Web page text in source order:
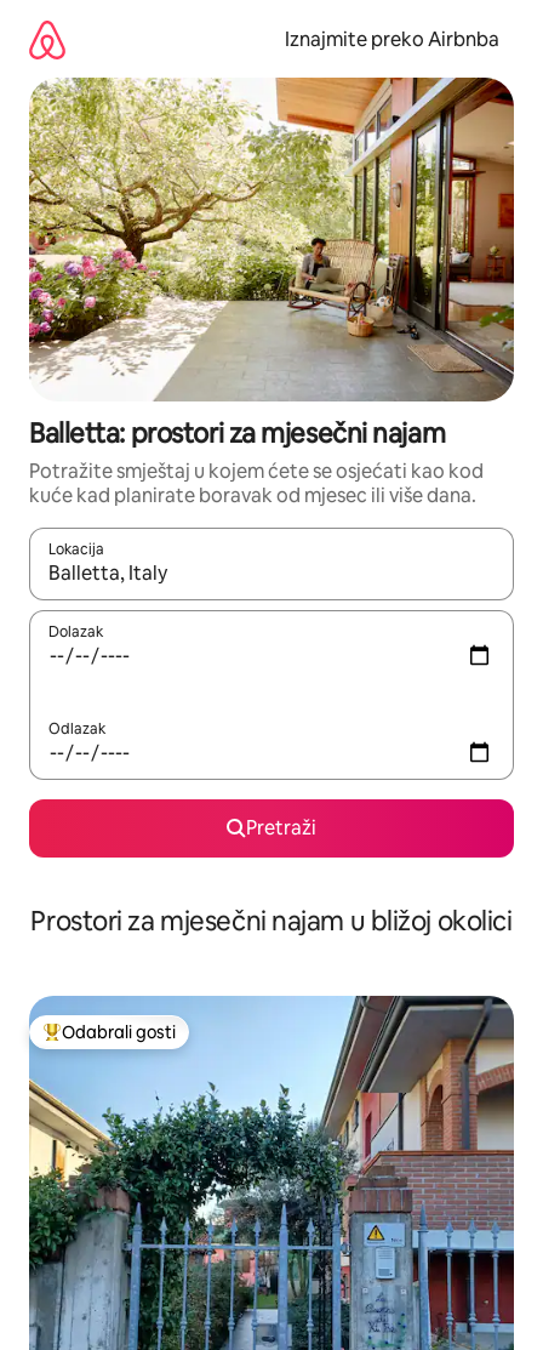
sadržaj
Iznajmite preko Airbnba
Balletta: prostori za mjesečni najam
Potražite smještaj u kojem ćete se osjećati kao kod
kuće kad planirate boravak od mjesec ili više dana.
Lokacija
Kada budu dostupni rezultati, moći ćete ih pregledati
Dolazak
Odlazak
Pretraži
Prostori za mjesečni najam u bližoj okolici
Među najviše rangiranima s oznakom „Odabrali gosti”
Odabrali gosti